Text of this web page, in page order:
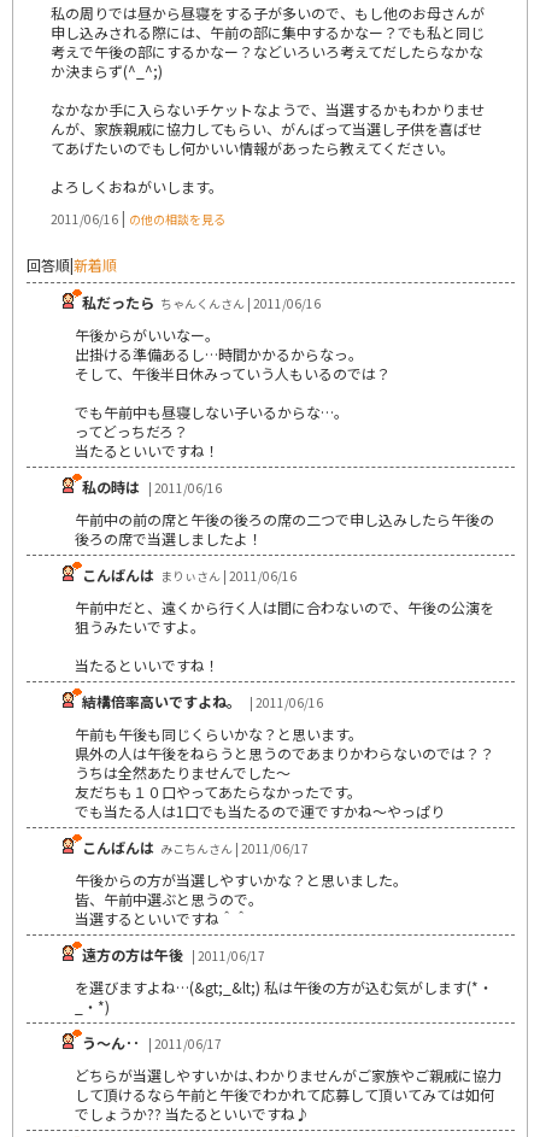
私の周りでは昼から昼寝をする子が多いので、もし他のお母さんが
申し込みされる際には、午前の部に集中するかなー？でも私と同じ
考えで午後の部にするかなー？などいろいろ考えてだしたらなかな
か決まらず(^_^;)
なかなか手に入らないチケットなようで、当選するかもわかりませ
んが、家族親戚に協力してもらい、がんばって当選し子供を喜ばせ
てあげたいのでもし何かいい情報があったら教えてください。
よろしくおねがいします。
2011/06/16 | の他の相談を見る
回答順|新着順
私だったら ちゃんくんさん | 2011/06/16
午後からがいいなー。
出掛ける準備あるし…時間かかるからなっ。
そして、午後半日休みっていう人もいるのでは？
でも午前中も昼寝しない子いるからな…。
ってどっちだろ？
当たるといいですね！
私の時は | 2011/06/16
午前中の前の席と午後の後ろの席の二つで申し込みしたら午後の
後ろの席で当選しましたよ！
こんばんは まりぃさん | 2011/06/16
午前中だと、遠くから行く人は間に合わないので、午後の公演を
狙うみたいですよ。
当たるといいですね！
結構倍率高いですよね。
| 2011/06/16
午前も午後も同じくらいかな？と思います。
県外の人は午後をねらうと思うのであまりかわらないのでは？？
うちは全然あたりませんでした～
友だちも１０口やってあたらなかったです。
でも当たる人は1口でも当たるので運ですかね～やっぱり
こんばんは みこちんさん | 2011/06/17
午後からの方が当選しやすいかな？と思いました。
皆、午前中選ぶと思うので。
当選するといいですね＾＾
遠方の方は午後 | 2011/06/17
を選びますよね…(&gt;_&lt;) 私は午後の方が込む気がします(*・
_・*)
う～ん･･
| 2011/06/17
どちらが当選しやすいかは､わかりませんがご家族やご親戚に協力
して頂けるなら午前と午後でわかれて応募して頂いてみては如何
でしょうか?? 当たるといいですね♪